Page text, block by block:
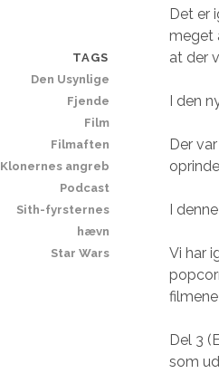
Det er
meget
at der
I den
Der
I
Vi har
Del 3
som
TAGS
Den Usynlige
Fjende
Film
Filmaften
Klonernes angreb
Podcast
Sith-fyrsternes
hævn
Star Wars